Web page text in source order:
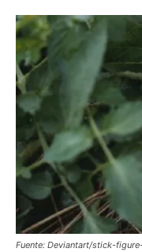
Fuente: Deviantart/stick-